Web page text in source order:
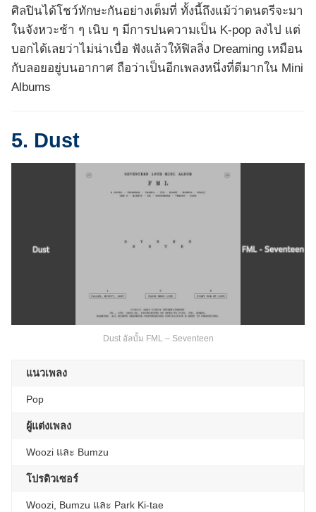
ศิลปินได้โชว์ทักษะกันอย่างเต็มที่ ทั้งนี้ถึงแม้ว่าดนตรีจะมา
ในจังหวะช้า ๆ เนิบ ๆ มีการปนความเป็น K-pop ลงไป แต่
บอกได้เลยว่าไม่น่าเบื่อ ฟังแล้วให้ฟิลลิ่ง Dreaming เหมือน
กับลอยอยู่บนอากาศ ถือว่าเป็นอีกเพลงหนึ่งที่ดีมากใน Mini
Albums
5. Dust
Dust อัลบั้ม FML – Seventeen
แนวเพลง
Pop
ผู้แต่งเพลง
Woozi และ Bumzu
โปรดิวเซอร์
Woozi, Bumzu และ Park Ki-tae